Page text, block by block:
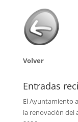
Volver
Entradas
El Ayuntamiento
la renovación del